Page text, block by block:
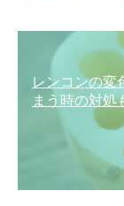
レンコンの変
まう時の対処